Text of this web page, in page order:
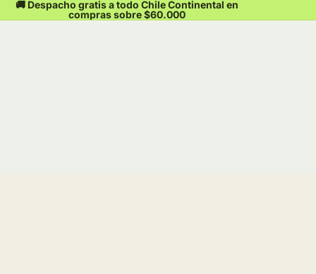
🚚 Despacho gratis a todo Chile Continental en
compras sobre $60.000